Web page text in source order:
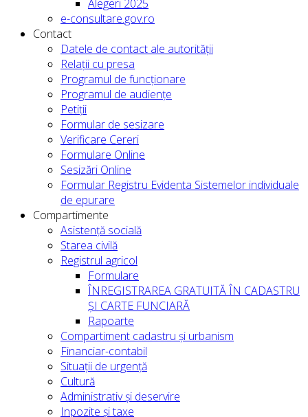
Alegeri 2025
e-consultare.gov.ro
Contact
Datele de contact ale autorității
Relații cu presa
Programul de funcționare
Programul de audiențe
Petiții
Formular de sesizare
Verificare Cereri
Formulare Online
Sesizări Online
Formular Registru Evidenta Sistemelor individuale
de epurare
Compartimente
Asistență socială
Starea civilă
Registrul agricol
Formulare
ÎNREGISTRAREA GRATUITĂ ÎN CADASTRU
ȘI CARTE FUNCIARĂ
Rapoarte
Compartiment cadastru și urbanism
Financiar-contabil
Situații de urgență
Cultură
Administrativ și deservire
Inpozite și taxe